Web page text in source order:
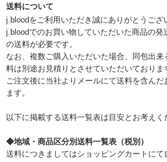
送料について
j.bloodをご利用いただき誠にありがとうござ
j.bloodでのお買い物していただいた商品の
の送料が必要です。
なお、複数ご購入いただいた場合、同包出
料は別途お見積りとさせていただいておりま
ご注文後に当社よりメールにて送料を含んだ
ます。
以下に掲載する送料一覧表は目安とお考えく
◆地域・商品区分別送料一覧表（税別）
送料につきましてはショッピングカートに